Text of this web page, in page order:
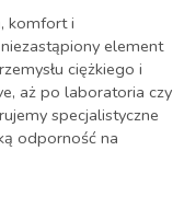
komfort i
element
ciężkiego i
aż po laboratoria czy
specjalistyczne
odporność na